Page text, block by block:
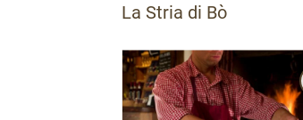
La Stria di Bò